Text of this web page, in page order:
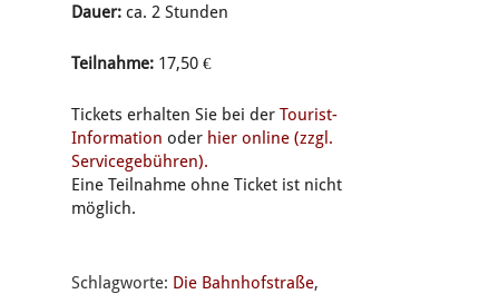
Dauer: ca. 2 Stunden
Teilnahme: 17,50 €
Tickets erhalten Sie bei der Tourist-
Information oder hier online (zzgl.
Servicegebühren).
Eine Teilnahme ohne Ticket ist nicht
möglich.
Schlagworte: Die Bahnhofstraße,